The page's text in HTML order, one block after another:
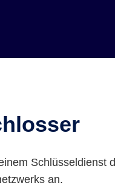
Schlüsseldienst
an.